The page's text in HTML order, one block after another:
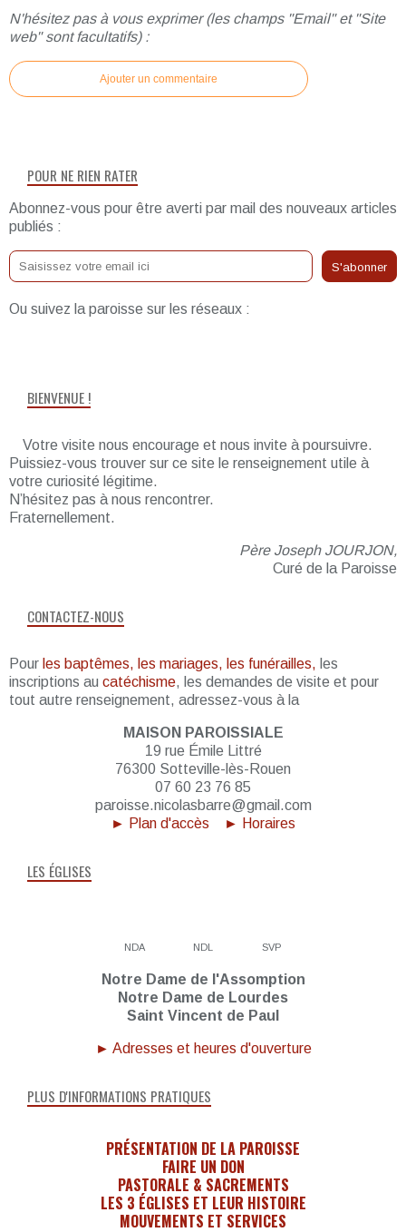
N'hésitez pas à vous exprimer (les champs "Email" et "Site
web" sont facultatifs) :
Ajouter un commentaire
POUR NE RIEN RATER
Abonnez-vous pour être averti par mail des nouveaux articles
publiés :
Ou suivez la paroisse sur les réseaux :
BIENVENUE !
Votre visite nous encourage et nous invite à poursuivre.
Puissiez-vous trouver sur ce site le renseignement utile à
votre curiosité légitime.
N’hésitez pas à nous rencontrer.
Fraternellement.
Père Joseph JOURJON,
Curé de la Paroisse
CONTACTEZ-NOUS
Pour les baptêmes, les mariages, les funérailles, les
inscriptions au catéchisme, les demandes de visite et pour
tout autre renseignement, adressez-vous à la
MAISON PAROISSIALE
19 rue Émile Littré
76300 Sotteville-lès-Rouen
07 60 23 76 85
paroisse.nicolasbarre@gmail.com
► Plan d'accès
► Horaires
LES ÉGLISES
NDA NDL SVP
Notre Dame de l'Assomption
Notre Dame de Lourdes
Saint Vincent de Paul
► Adresses et heures d'ouverture
PLUS D'INFORMATIONS PRATIQUES
PRÉSENTATION DE LA PAROISSE
FAIRE UN DON
PASTORALE & SACREMENTS
LES 3 ÉGLISES ET LEUR HISTOIRE
MOUVEMENTS ET SERVICES